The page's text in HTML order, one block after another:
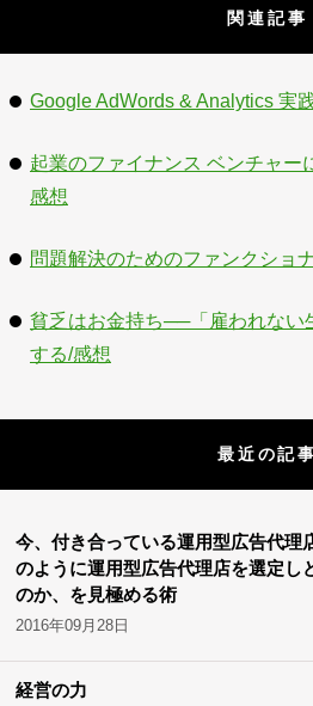
関連記事
Google AdWords & Analytics 実
起業のファイナンス ベンチャー
感想
問題解決のためのファンクショ
貧乏はお金持ち──「雇われない
する/感想
最近の記事
今、付き合っている運用型広告代理
のように運用型広告代理店を選定し
のか、を見極める術
2016年09月28日
経営の力